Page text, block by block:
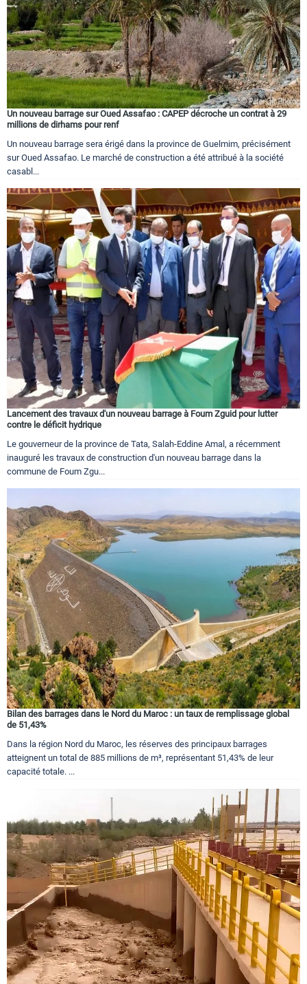
Un nouveau barrage sur Oued Assafao : CAPEP décroche un contrat à 29
millions de dirhams pour renf
Un nouveau barrage sera érigé dans la province de Guelmim, précisément
sur Oued Assafao. Le marché de construction a été attribué à la société
casabl...
Lancement des travaux d'un nouveau barrage à Foum Zguid pour lutter
contre le déficit hydrique
Le gouverneur de la province de Tata, Salah-Eddine Amal, a récemment
inauguré les travaux de construction d'un nouveau barrage dans la
commune de Foum Zgu...
Bilan des barrages dans le Nord du Maroc : un taux de remplissage global
de 51,43%
Dans la région Nord du Maroc, les réserves des principaux barrages
atteignent un total de 885 millions de m³, représentant 51,43% de leur
capacité totale. ...